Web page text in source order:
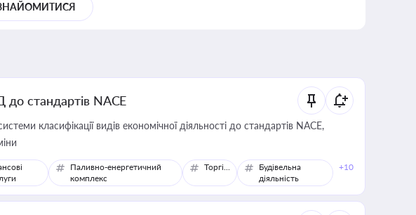
до стандартів NACE
класифікації видів економічної діяльності до стандартів NACE,
Паливно-енергетичний
комплекс
Торгівля
Будівельна
діяльність
+10